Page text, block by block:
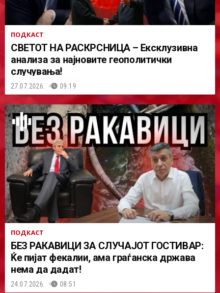
ПОДКАСТ
СВЕТОТ НА РАСКРСНИЦА – Ексклузивна
анализа за најновите геополитички
случувања!
27.07.2026. 09:19
ПОДКАСТ
БЕЗ РАКАВИЦИ ЗА СЛУЧАЈОТ ГОСТИВАР:
Ќе пијат фекалии, ама граѓанска држава
нема да дадат!
24.07.2026. 08:51